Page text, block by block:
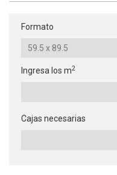
Formato
Ingresa los m2
Cajas necesarias